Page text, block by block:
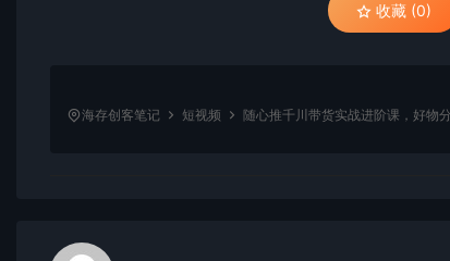
收藏 (0)
海存创客笔记 短视频 随心推千川带货实战进阶课，好物